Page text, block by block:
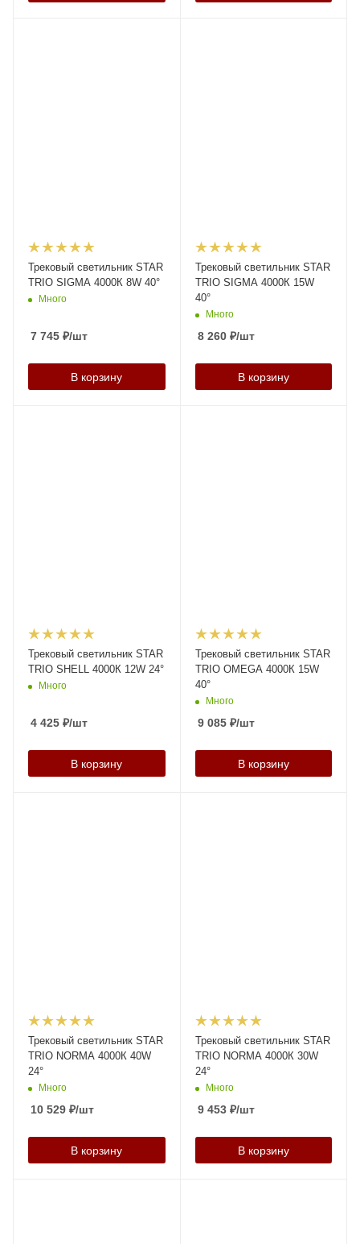
Трековый светильник STAR
TRIO SIGMA 4000К 8W 40°
Много
7 745 ₽/шт
В корзину
Трековый светильник STAR
TRIO SIGMA 4000К 15W
40°
Много
8 260₽/шт
В корзину
Трековый светильник STAR
TRIO SHELL 4000К 12W 24°
Много
4 425 ₽/шт
В корзину
Трековый светильник STAR
TRIO OMEGA 4000К 15W
40°
Много
9 085₽/шт
В корзину
Трековый светильник STAR
TRIO NORMA 4000К 40W
24°
Много
10 529 ₽/шт
В корзину
Трековый светильник STAR
TRIO NORMA 4000К 30W
24°
Много
9 453₽/шт
В корзину